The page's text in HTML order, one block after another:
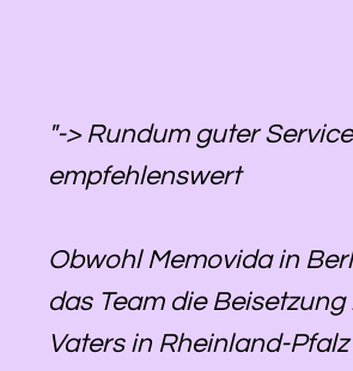
"-> Rundum guter
empfehlenswert
Obwohl Memovida in
das Team die Beisetzung
Vaters in Rheinland-Pfalz